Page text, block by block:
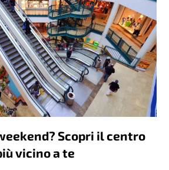
Scopri il centro
vicino a te